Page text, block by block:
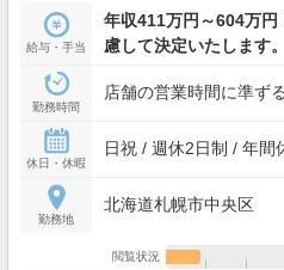
給与・手当
年収411万円～604万
慮して決定いたします
勤務時間
店舗の営業時間に準ずる
休日・休暇
日祝 / 週休2日制 / 年間
勤務地
北海道札幌市中央区
閲覧状況